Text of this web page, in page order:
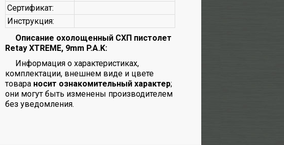
Сертификат:
Инструкция:
Описание охолощенный СХП пистолет
Retay XTREME, 9mm P.A.K:
Информация о характеристиках,
комплектации, внешнем виде и цвете
товара носит ознакомительный характер;
они могут быть изменены производителем
без уведомления.